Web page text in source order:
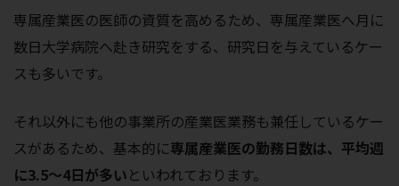
専属産業医の医師の資質を高めるため、専属産業医へ月に
数日大学病院へ赴き研究をする、研究日を与えているケー
スも多いです。
それ以外にも他の事業所の産業医業務も兼任しているケー
スがあるため、基本的に専属産業医の勤務日数は、平均週
に3.5～4日が多いといわれております。